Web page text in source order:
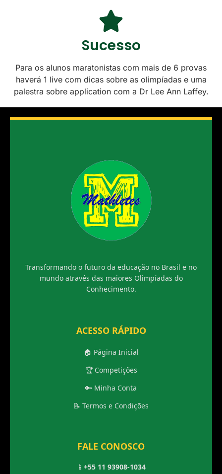
Sucesso
Para os alunos maratonistas com mais de 6 provas
haverá 1 live com dicas sobre as olimpíadas e uma
palestra sobre application com a Dr Lee Ann Laffey.
Transformando o futuro da educação no Brasil e no
mundo através das maiores Olimpíadas do
Conhecimento.
ACESSO RÁPIDO
🏠 Página Inicial
🏆 Competições
🔑 Minha Conta
📝 Termos e Condições
FALE CONOSCO
📱 +55 11 93908-1034